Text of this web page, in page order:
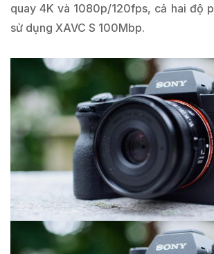
quay 4K và 1080p/120fps, cả hai độ
sử dụng XAVC S 100Mbp.